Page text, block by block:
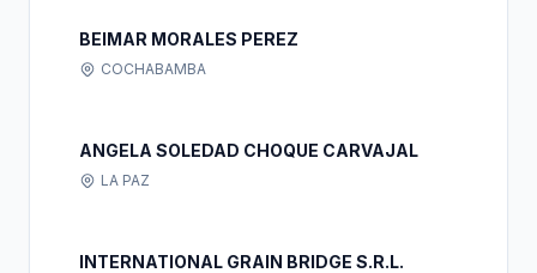
BEIMAR MORALES PEREZ
COCHABAMBA
ANGELA SOLEDAD CHOQUE CARVAJAL
LA PAZ
INTERNATIONAL GRAIN BRIDGE S.R.L.